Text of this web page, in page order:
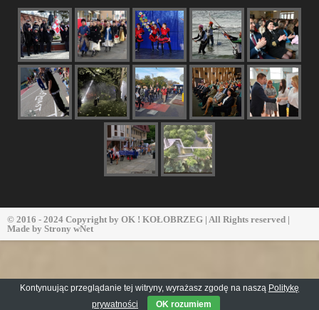
© 2016 - 2024 Copyright by OK ! KOŁOBRZEG | All Rights reserved |
Made by Strony wNet
Kontynuując przeglądanie tej witryny, wyrażasz zgodę na naszą Politykę
prywatności
OK rozumiem